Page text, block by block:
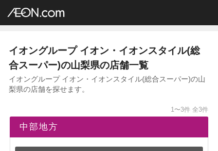
イオングループ店舗一覧
イオングループ イオン・イオンスタイル(総
合スーパー)の山梨県の店舗一覧
イオングループ イオン・イオンスタイル(総合スーパー)の山
梨県の店舗を探せます。
1〜3件 全3件
中部地方